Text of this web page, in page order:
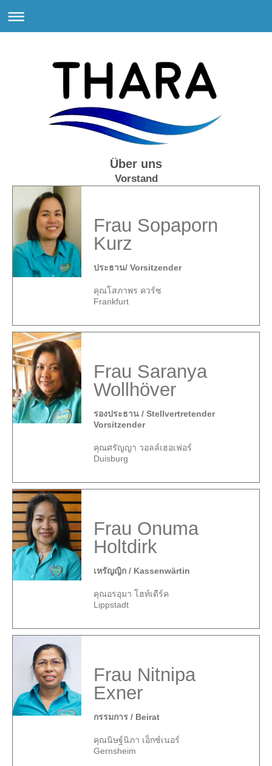
Über uns
Vorstand
Frau Sopaporn
Kurz
ประธาน/ Vorsitzender
คุณโสภาพร ควร์ซ
Frankfurt
Frau Saranya
Wollhöver
รองประธาน / Stellvertretender
Vorsitzender
คุณศรัญญา วอลล์เฮอเฟอร์
Duisburg
Frau Onuma
Holtdirk
เหรัญญิก / Kassenwärtin
คุณอรอุมา โฮท์เดืร์ค
Lippstadt
Frau Nitnipa
Exner
กรรมการ / Beirat
คุณนิษฐ์นิภา เอ็กซ์เนอร์
Gernsheim